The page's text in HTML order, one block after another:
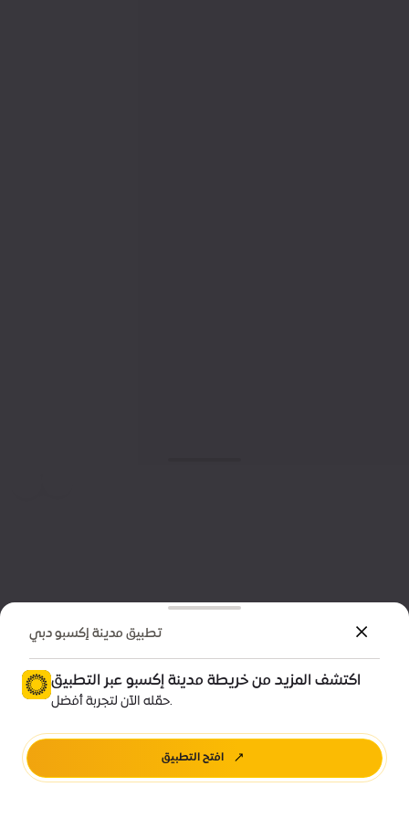
تطبيق مدينة إكسبو دبي
اكتشف المزيد من خريطة مدينة إكسبو عبر التطبيق
حمّله الآن لتجربة أفضل.
افتح التطبيق